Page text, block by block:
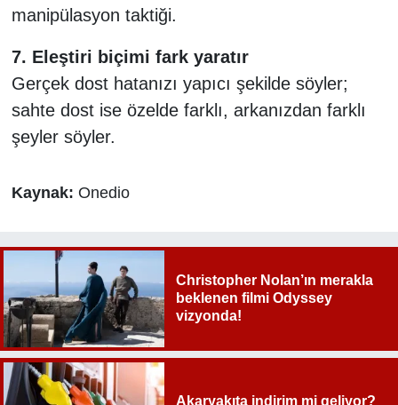
manipülasyon taktiği.
7. Eleştiri biçimi fark yaratır
Gerçek dost hatanızı yapıcı şekilde söyler;
sahte dost ise özelde farklı, arkanızdan farklı
şeyler söyler.
Kaynak: Onedio
Christopher Nolan’ın merakla
beklenen filmi Odyssey
vizyonda!
Akaryakıta indirim mi geliyor?